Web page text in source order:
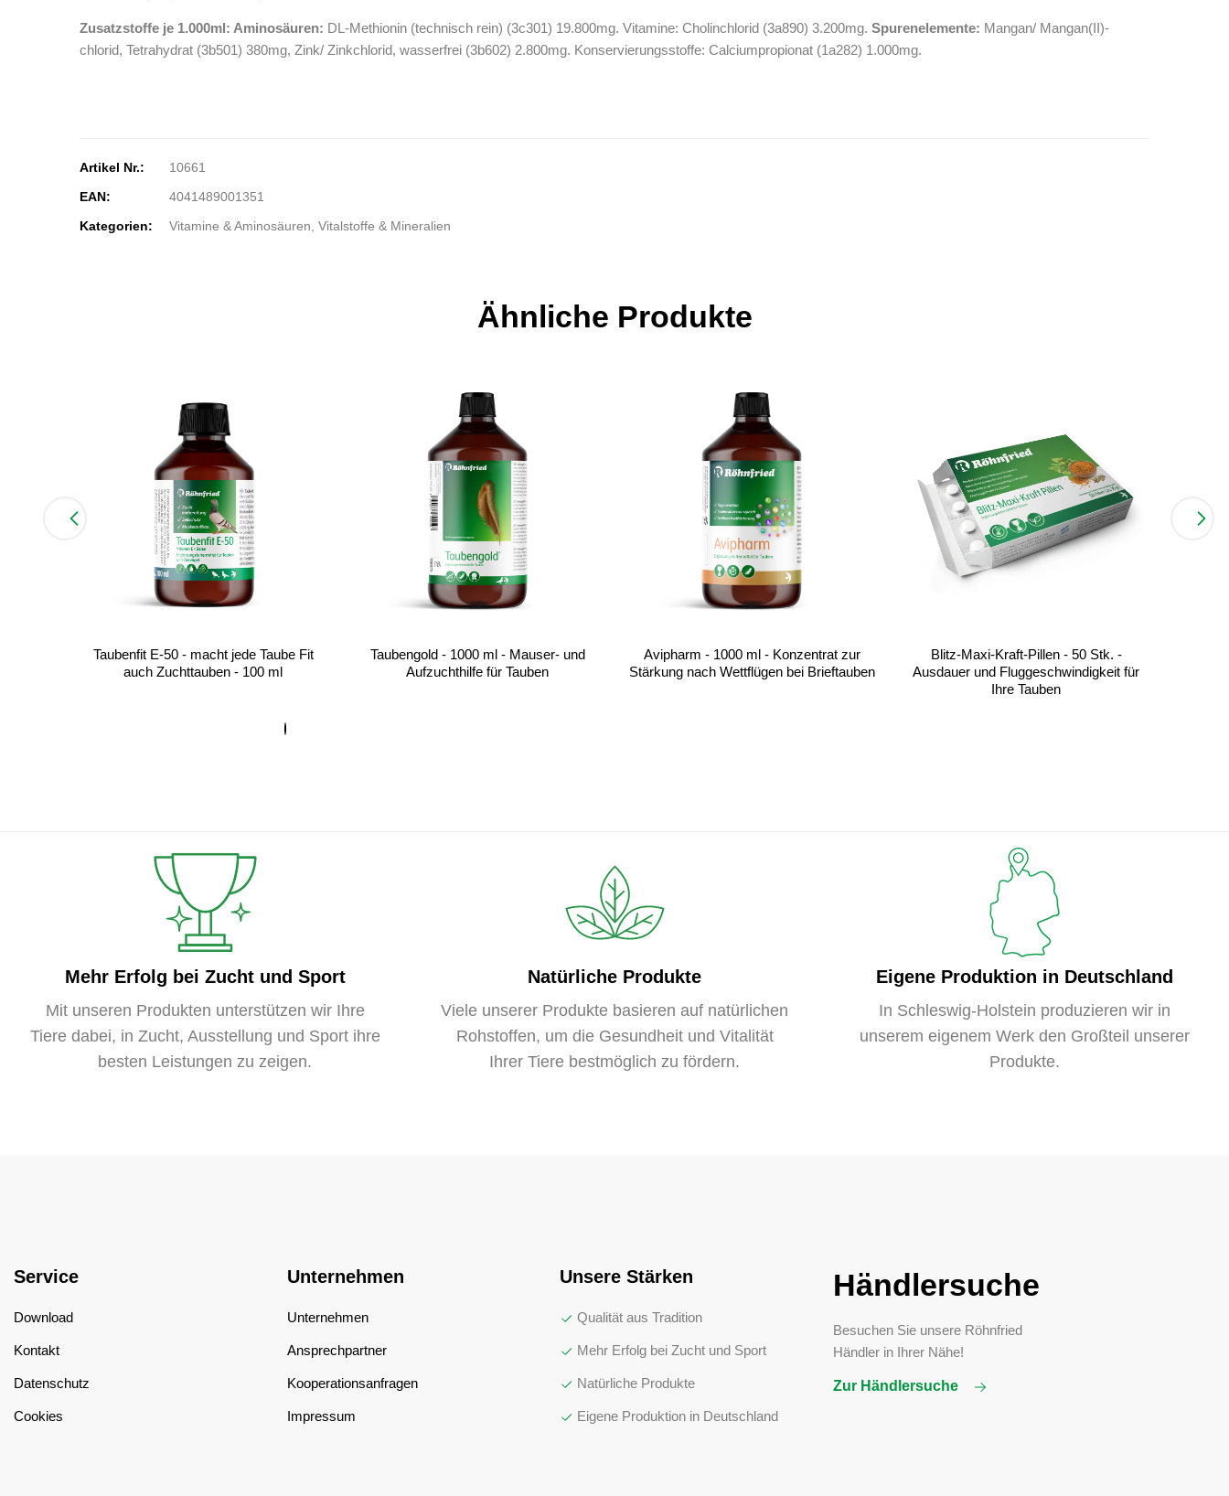
Zusatzstoffe je 1.000ml: Aminosäuren: DL-Methionin (technisch rein) (3c301) 19.800mg. Vitamine: Cholinchlorid (3a890) 3.200mg. Spurenelemente: Mangan/ Mangan(II)-
chlorid, Tetrahydrat (3b501) 380mg, Zink/ Zinkchlorid, wasserfrei (3b602) 2.800mg. Konservierungsstoffe: Calciumpropionat (1a282) 1.000mg.
Artikel Nr.:
10661
EAN:
4041489001351
Kategorien:
Vitamine & Aminosäuren, Vitalstoffe & Mineralien
Ähnliche Produkte
Taubenfit E-50 - macht jede Taube Fit
auch Zuchttauben - 100 ml
Taubengold - 1000 ml - Mauser- und
Aufzuchthilfe für Tauben
Avipharm - 1000 ml - Konzentrat zur
Stärkung nach Wettflügen bei Brieftauben
Blitz-Maxi-Kraft-Pillen - 50 Stk. -
Ausdauer und Fluggeschwindigkeit für
Ihre Tauben
Mehr Erfolg bei Zucht und Sport
Mit unseren Produkten unterstützen wir Ihre
Tiere dabei, in Zucht, Ausstellung und Sport ihre
besten Leistungen zu zeigen.
Natürliche Produkte
Viele unserer Produkte basieren auf natürlichen
Rohstoffen, um die Gesundheit und Vitalität
Ihrer Tiere bestmöglich zu fördern.
Eigene Produktion in Deutschland
In Schleswig-Holstein produzieren wir in
unserem eigenem Werk den Großteil unserer
Produkte.
Service
Download
Kontakt
Datenschutz
Cookies
Unternehmen
Unternehmen
Ansprechpartner
Kooperationsanfragen
Impressum
Unsere Stärken
Qualität aus Tradition
Mehr Erfolg bei Zucht und Sport
Natürliche Produkte
Eigene Produktion in Deutschland
Händlersuche
Besuchen Sie unsere Röhnfried
Händler in Ihrer Nähe!
Zur Händlersuche